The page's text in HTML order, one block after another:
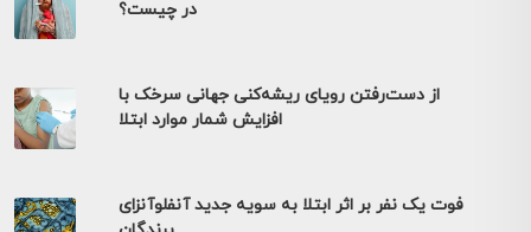
در چیست؟
از دست‌رفتن رویای ریشه‌کنی جهانی سرخک با
افزایش شمار موارد ابتلا
فوت یک نفر بر اثر ابتلا به سویه جدید آنفلوآنزای